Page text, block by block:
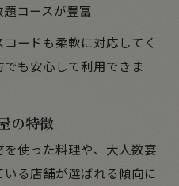
コースが豊富
ードも柔軟に対応してく
も安心して利用できま
の特徴
使った料理や、大人数宴
る店舗が選ばれる傾向に